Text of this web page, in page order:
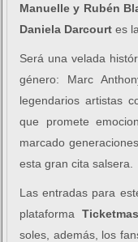
Manuelle y Rubén
Daniela Darcourt es
Será una velada
género: Marc
legendarios artistas
que promete
marcado
esta gran cita salsera.
Las entradas para
plataforma
soles, además, los